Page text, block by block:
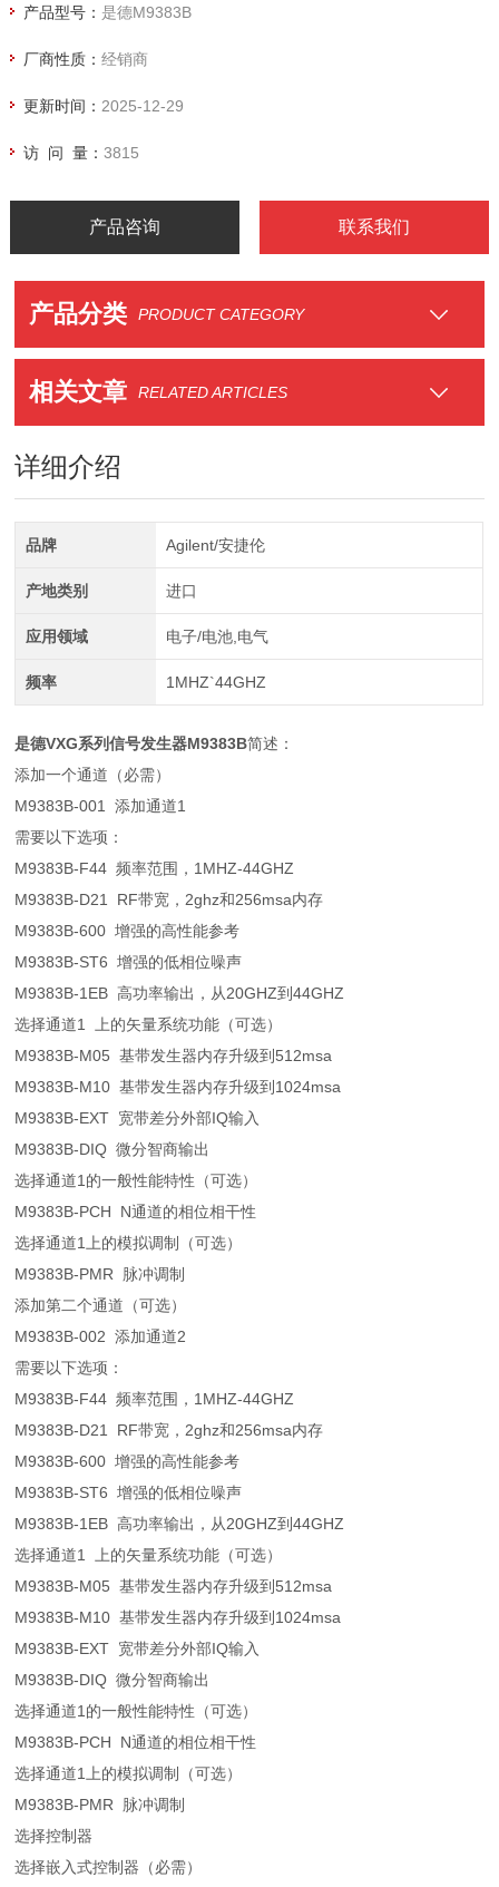
产品型号： 是德M9383B
厂商性质： 经销商
更新时间： 2025-12-29
访 问 量： 3815
产品咨询 联系我们
产品分类 PRODUCT CATEGORY
相关文章 RELATED ARTICLES
详细介绍
品牌 Agilent/安捷伦
产地类别 进口
应用领域 电子/电池,电气
频率 1MHZ`44GHZ
是德VXG系列信号发生器M9383B简述：
添加一个通道（必需）
M9383B-001 添加通道1
需要以下选项：
M9383B-F44 频率范围，1MHZ-44GHZ
M9383B-D21 RF带宽，2ghz和256msa内存
M9383B-600 增强的高性能参考
M9383B-ST6 增强的低相位噪声
M9383B-1EB 高功率输出，从20GHZ到44GHZ
选择通道1 上的矢量系统功能（可选）
M9383B-M05 基带发生器内存升级到512msa
M9383B-M10 基带发生器内存升级到1024msa
M9383B-EXT 宽带差分外部IQ输入
M9383B-DIQ 微分智商输出
选择通道1的一般性能特性（可选）
M9383B-PCH N通道的相位相干性
选择通道1上的模拟调制（可选）
M9383B-PMR 脉冲调制
添加第二个通道（可选）
M9383B-002 添加通道2
需要以下选项：
M9383B-F44 频率范围，1MHZ-44GHZ
M9383B-D21 RF带宽，2ghz和256msa内存
M9383B-600 增强的高性能参考
M9383B-ST6 增强的低相位噪声
M9383B-1EB 高功率输出，从20GHZ到44GHZ
选择通道1 上的矢量系统功能（可选）
M9383B-M05 基带发生器内存升级到512msa
M9383B-M10 基带发生器内存升级到1024msa
M9383B-EXT 宽带差分外部IQ输入
M9383B-DIQ 微分智商输出
选择通道1的一般性能特性（可选）
M9383B-PCH N通道的相位相干性
选择通道1上的模拟调制（可选）
M9383B-PMR 脉冲调制
选择控制器
选择嵌入式控制器（必需）